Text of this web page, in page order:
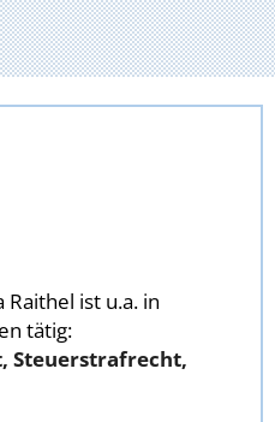
ist u.a. in
tätig:
Steuerstrafrecht,